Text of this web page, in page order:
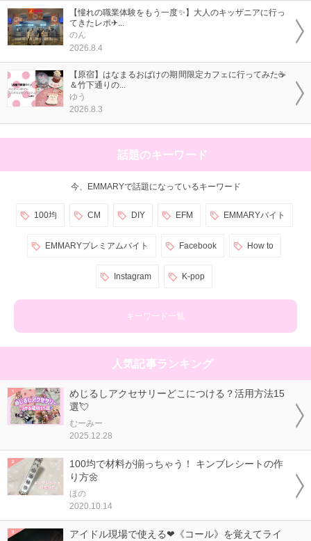
【憧れの職業体験をもう一度✨】大人のキッザニアに行っ
てきたレポ✈...
のん
2026.8.4
【原宿】はなまるおばけの期間限定カフェに行ってみた☕
＆竹下通りの...
ゆう
2026.8.3
話題のキーワード
今、EMMARYで話題になっているキーワード
100均 CM DIY EFM EMMARYバイト
EMMARYプレミアムバイト Facebook How to
Instagram K-pop
キーワード一覧
人気記事ランキング
めじるしアクセサリーどこにつける？活用方法15
選💘
むーみー
2025.12.28
100均で材料が揃っちゃう！ キンブレシートの作
り方🌼
ほの
2020.10.14
アイドル現場で使える❤《コール》を覚えてライ